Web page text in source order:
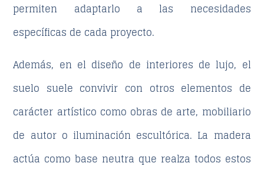
permiten adaptarlo a las necesidades
específicas de cada proyecto.
Además, en el diseño de interiores de lujo, el
suelo suele convivir con otros elementos de
carácter artístico como obras de arte, mobiliario
de autor o iluminación escultórica. La madera
actúa como base neutra que realza todos estos